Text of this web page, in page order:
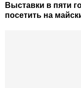
Выставки в пяти
посетить на